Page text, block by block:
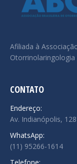
Afiliada à
Otorrinolaringologia
CONTATO
Endereço:
Av. Indianópolis,
WhatsApp:
(11) 95266-1614